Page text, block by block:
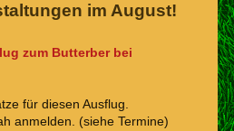
im August!
zum Butterber bei
für diesen Ausflug.
anmelden. (siehe Termine)